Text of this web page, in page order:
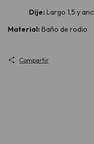
Dije: Largo 1,5 y
Material: Baño de rodio
Compartir